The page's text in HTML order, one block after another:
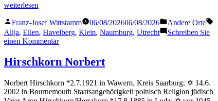
„Klein
weiterlesen
Veröffentlicht
von
Franz-Josef Wittstamm 06/08/202606/08/2026
Veröffentlicht
in
Andere Orte
Alija, Ellen, Havelberg, Klein, Naumburg, Utrecht
Schreiben Sie
einen Kommentarzu
Ellen
Hirschkorn Norbert
Norbert Hirschkorn *2.7.1921 in Wawern, Kreis Saarburg; ✡ 14.6.
2002 in Bournemouth Staatsangehörigkeit polnisch Religion jüdisch